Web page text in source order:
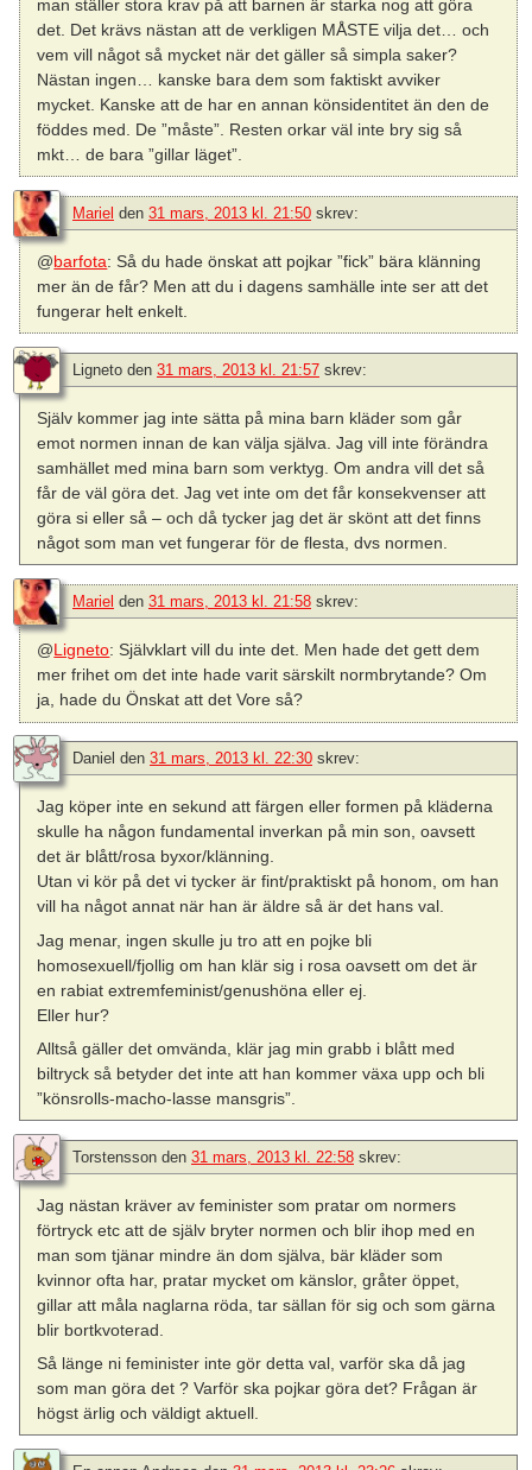
man ställer stora krav på att barnen är starka nog att göra
det. Det krävs nästan att de verkligen MÅSTE vilja det… och
vem vill något så mycket när det gäller så simpla saker?
Nästan ingen… kanske bara dem som faktiskt avviker
mycket. Kanske att de har en annan könsidentitet än den de
föddes med. De ”måste”. Resten orkar väl inte bry sig så
mkt… de bara ”gillar läget”.
Mariel den 31 mars, 2013 kl. 21:50 skrev:
@barfota: Så du hade önskat att pojkar ”fick” bära klänning
mer än de får? Men att du i dagens samhälle inte ser att det
fungerar helt enkelt.
Ligneto den 31 mars, 2013 kl. 21:57 skrev:
Själv kommer jag inte sätta på mina barn kläder som går
emot normen innan de kan välja själva. Jag vill inte förändra
samhället med mina barn som verktyg. Om andra vill det så
får de väl göra det. Jag vet inte om det får konsekvenser att
göra si eller så – och då tycker jag det är skönt att det finns
något som man vet fungerar för de flesta, dvs normen.
Mariel den 31 mars, 2013 kl. 21:58 skrev:
@Ligneto: Självklart vill du inte det. Men hade det gett dem
mer frihet om det inte hade varit särskilt normbrytande? Om
ja, hade du Önskat att det Vore så?
Daniel den 31 mars, 2013 kl. 22:30 skrev:
Jag köper inte en sekund att färgen eller formen på kläderna
skulle ha någon fundamental inverkan på min son, oavsett
det är blått/rosa byxor/klänning.
Utan vi kör på det vi tycker är fint/praktiskt på honom, om han
vill ha något annat när han är äldre så är det hans val.
Jag menar, ingen skulle ju tro att en pojke bli
homosexuell/fjollig om han klär sig i rosa oavsett om det är
en rabiat extremfeminist/genushöna eller ej.
Eller hur?
Alltså gäller det omvända, klär jag min grabb i blått med
biltryck så betyder det inte att han kommer växa upp och bli
”könsrolls-macho-lasse mansgris”.
Torstensson den 31 mars, 2013 kl. 22:58 skrev:
Jag nästan kräver av feminister som pratar om normers
förtryck etc att de själv bryter normen och blir ihop med en
man som tjänar mindre än dom själva, bär kläder som
kvinnor ofta har, pratar mycket om känslor, gråter öppet,
gillar att måla naglarna röda, tar sällan för sig och som gärna
blir bortkvoterad.
Så länge ni feminister inte gör detta val, varför ska då jag
som man göra det ? Varför ska pojkar göra det? Frågan är
högst ärlig och väldigt aktuell.